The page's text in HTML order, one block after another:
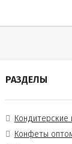
РАЗДЕЛЫ
Кондитерские
Конфеты